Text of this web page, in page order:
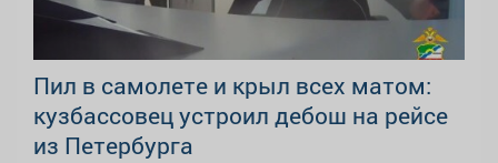
Пил в самолете и крыл всех матом:
кузбассовец устроил дебош на рейсе
из Петербурга